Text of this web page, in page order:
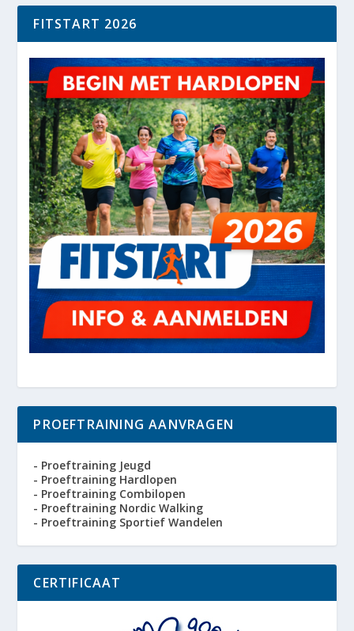
FITSTART 2026
PROEFTRAINING AANVRAGEN
- Proeftraining Jeugd
- Proeftraining Hardlopen
- Proeftraining Combilopen
- Proeftraining Nordic Walking
- Proeftraining Sportief Wandelen
CERTIFICAAT